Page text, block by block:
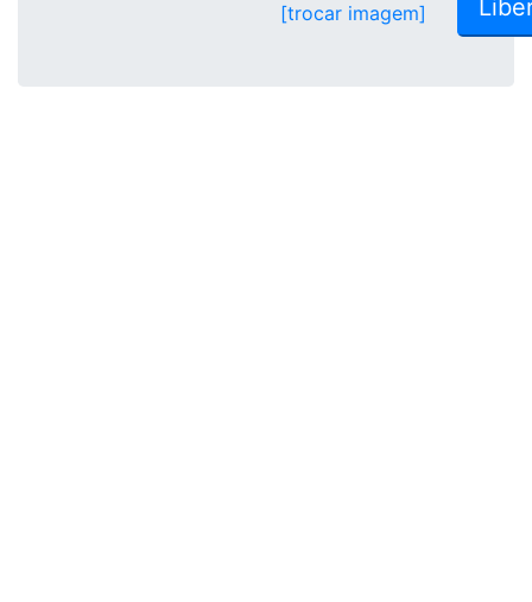
[trocar imagem]